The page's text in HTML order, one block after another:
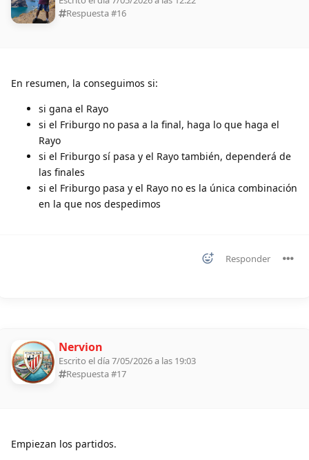
Respuesta #16
En resumen, la conseguimos si:
si gana el Rayo
si el Friburgo no pasa a la final, haga lo que haga el
Rayo
si el Friburgo sí pasa y el Rayo también, dependerá de
las finales
si el Friburgo pasa y el Rayo no es la única combinación
en la que nos despedimos
Responder
Nervion
Escrito el día 7/05/2026 a las 19:03
Respuesta #17
Empiezan los partidos.